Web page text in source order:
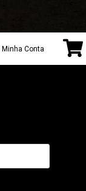
Minha Conta